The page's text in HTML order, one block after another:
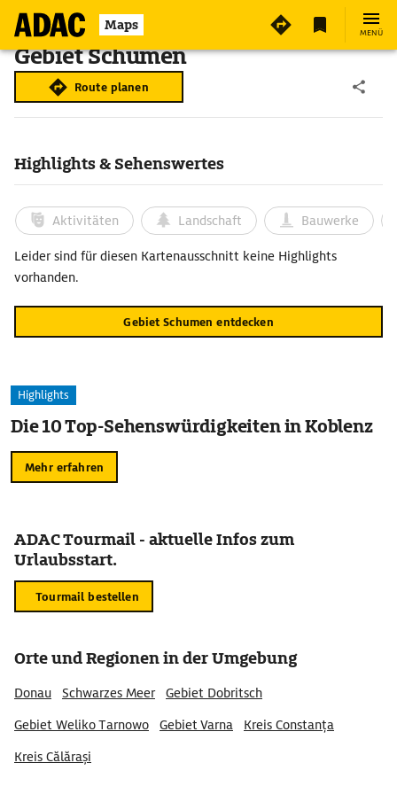
Maps MENÜ
Gebiet Schumen
Route planen
Highlights & Sehenswertes
Aktivitäten Landschaft Bauwerke
Leider sind für diesen Kartenausschnitt keine Highlights
vorhanden.
Gebiet Schumen entdecken
Highlights
Die 10 Top-Sehenswürdigkeiten in Koblenz
Mehr erfahren
ADAC Tourmail - aktuelle Infos zum
Urlaubsstart.
Tourmail bestellen
Orte und Regionen in der Umgebung
Donau Schwarzes Meer
Gebiet Dobritsch
Gebiet Weliko Tarnowo
Gebiet Varna
Kreis Constanța
Kreis Călărași